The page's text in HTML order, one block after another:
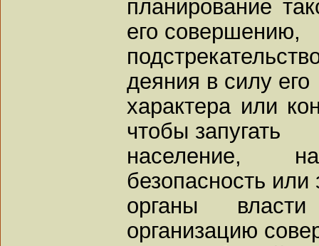
планирование
его совершению,
деяния в силу его
характера или
чтобы запугать
население,
безопасность или
органы
организацию